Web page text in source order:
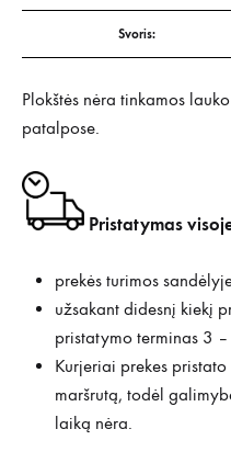
Svoris:
Plokštės nėra tinkamos
patalpose.
Pristatymas
prekės turimos
užsakant didesnį kiekį
pristatymo terminas 3
Kurjeriai prekes
maršrutą, todėl
laiką nėra.